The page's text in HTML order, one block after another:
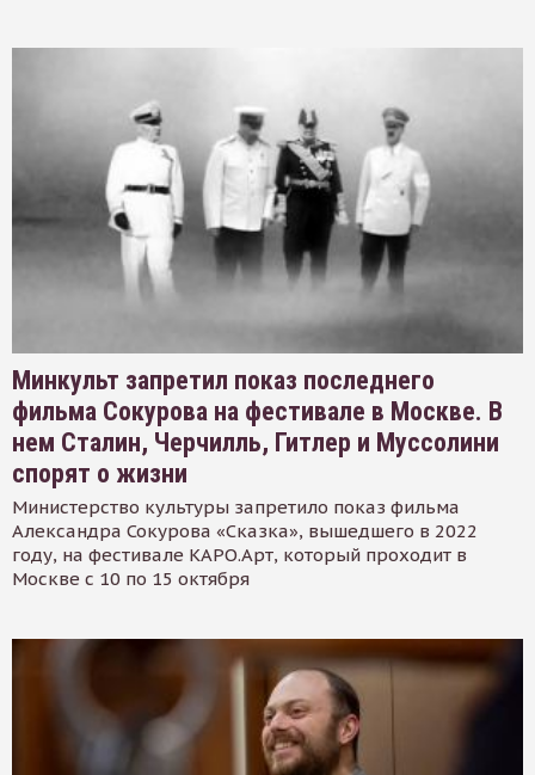
Минкульт запретил показ последнего
фильма Сокурова на фестивале в Москве. В
нем Сталин, Черчилль, Гитлер и Муссолини
спорят о жизни
Министерство культуры запретило показ фильма
Александра Сокурова «Сказка», вышедшего в 2022
году, на фестивале КАРО.Арт, который проходит в
Москве с 10 по 15 октября